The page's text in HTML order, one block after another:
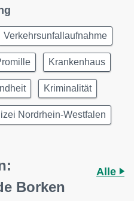
Verkehrsunfallaufnahme
Krankenhaus
Kriminalität
Nordrhein-Westfalen
Borken
Alle